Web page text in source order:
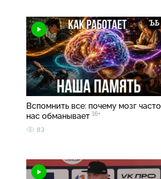
Вспомнить все: почему мозг часто
нас обманывает 16+
83